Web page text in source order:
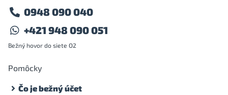
0948 090 040
+421 948 090 051
Bežný hovor do siete O2
Pomôcky
Čo je bežný účet